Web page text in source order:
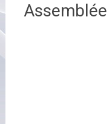
Assemblée